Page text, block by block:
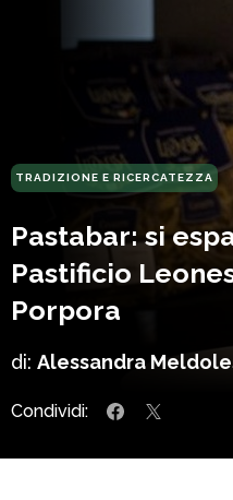
TRADIZIONE E RICERCATEZZA
Pastabar: si
Pastificio
Porpora
di: Alessandra
Condividi: